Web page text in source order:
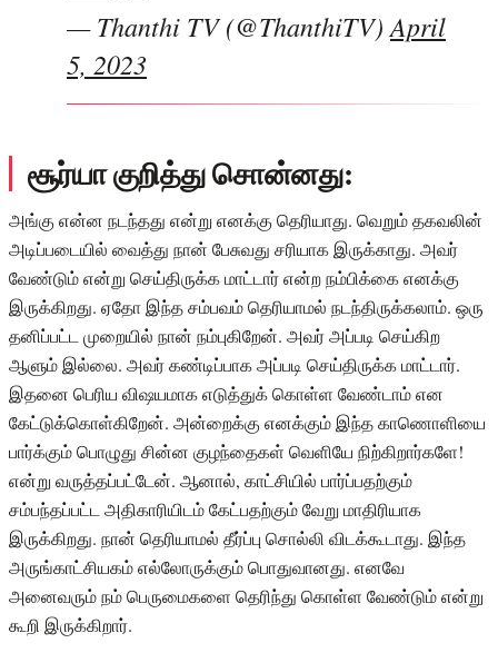
— Thanthi TV (@ThanthiTV) April
5, 2023
சூர்யா குறித்து சொன்னது:
அங்கு என்ன நடந்தது என்று எனக்கு தெரியாது. வெறும் தகவலின்
அடிப்படையில் வைத்து நான் பேசுவது சரியாக இருக்காது. அவர்
வேண்டும் என்று செய்திருக்க மாட்டார் என்ற நம்பிக்கை எனக்கு
இருக்கிறது. ஏதோ இந்த சம்பவம் தெரியாமல் நடந்திருக்கலாம். ஒரு
தனிப்பட்ட முறையில் நான் நம்புகிறேன். அவர் அப்படி செய்கிற
ஆளும் இல்லை. அவர் கண்டிப்பாக அப்படி செய்திருக்க மாட்டார்.
இதனை பெரிய விஷயமாக எடுத்துக் கொள்ள வேண்டாம் என
கேட்டுக்கொள்கிறேன். அன்றைக்கு எனக்கும் இந்த காணொளியை
பார்க்கும் பொழுது சின்ன குழந்தைகள் வெளியே நிற்கிறார்களே!
என்று வருத்தப்பட்டேன். ஆனால், காட்சியில் பார்ப்பதற்கும்
சம்பந்தப்பட்ட அதிகாரியிடம் கேட்பதற்கும் வேறு மாதிரியாக
இருக்கிறது. நான் தெரியாமல் தீர்ப்பு சொல்லி விடக்கூடாது. இந்த
அருங்காட்சியகம் எல்லோருக்கும் பொதுவானது. எனவே
அனைவரும் நம் பெருமைகளை தெரிந்து கொள்ள வேண்டும் என்று
கூறி இருக்கிறார்.